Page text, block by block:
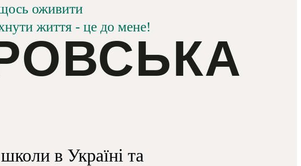
оживити
життя - це до мене!
в Україні та